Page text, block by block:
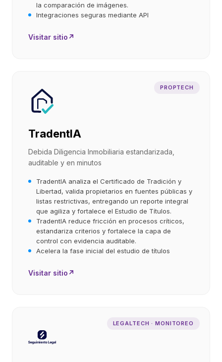
la comparación de imágenes.
Integraciones seguras mediante API
Visitar sitio↗
PROPTECH
TradentIA
Debida Diligencia Inmobiliaria estandarizada,
auditable y en minutos
TradentIA analiza el Certificado de Tradición y
Libertad, valida propietarios en fuentes públicas y
listas restrictivas, entregando un reporte integral
que agiliza y fortalece el Estudio de Títulos.
TradentIA reduce fricción en procesos críticos,
estandariza criterios y fortalece la capa de
control con evidencia auditable.
Acelera la fase inicial del estudio de títulos
Visitar sitio↗
LEGALTECH · MONITOREO